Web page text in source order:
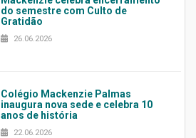
do semestre com Culto de
Gratidão
26.06.2026
Colégio Mackenzie Palmas
inaugura nova sede e celebra 10
anos de história
22.06.2026